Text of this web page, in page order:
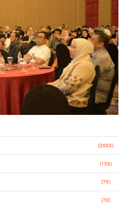
(2005)
(106)
(79)
(70)